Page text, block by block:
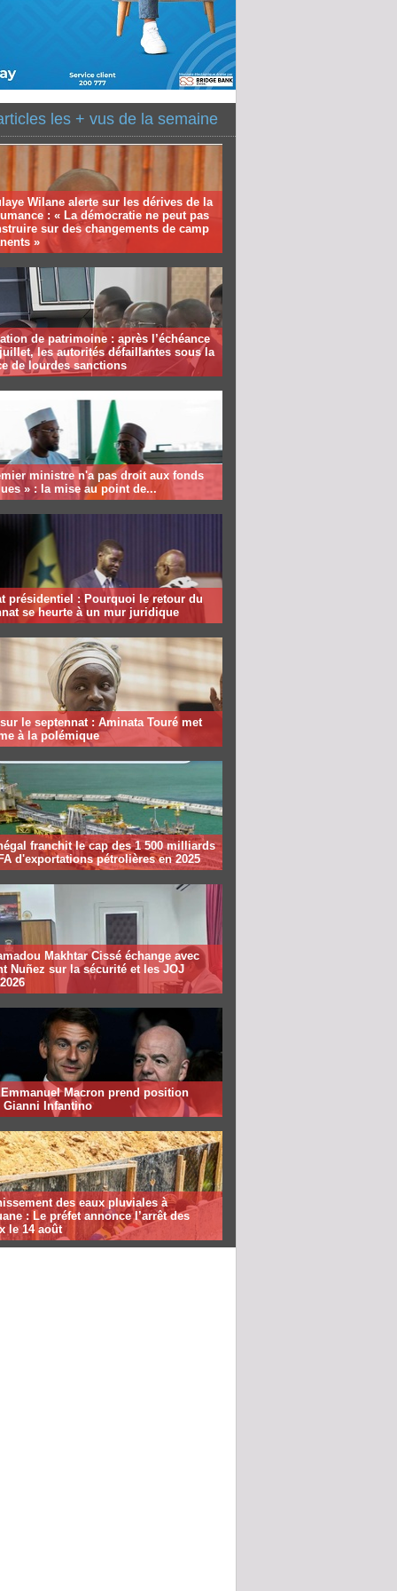
les + vus de la semaine
Wilane alerte sur les dérives de la
: « La démocratie ne peut pas
sur des changements de camp
»
de patrimoine : après l’échéance
les autorités défaillantes sous la
de lourdes sanctions
ministre n'a pas droit aux fonds
» : la mise au point de...
présidentiel : Pourquoi le retour du
se heurte à un mur juridique
le septennat : Aminata Touré met
à la polémique
franchit le cap des 1 500 milliards
d'exportations pétrolières en 2025
Makhtar Cissé échange avec
Nuñez sur la sécurité et les JOJ
Emmanuel Macron prend position
Gianni Infantino
des eaux pluviales à
: Le préfet annonce l’arrêt des
le 14 août